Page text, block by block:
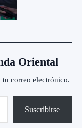
Oriental
tu correo electrónico.
Suscribirse